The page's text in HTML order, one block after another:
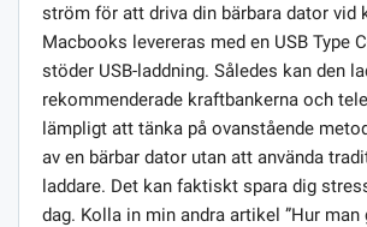
ström för att driva din bärbara dator vid
Macbooks levereras med en USB Type
stöder USB-laddning. Således kan den
rekommenderade kraftbankerna och
lämpligt att tänka på ovanstående
av en bärbar dator utan att använda
laddare. Det kan faktiskt spara dig
dag. Kolla in min andra artikel ”Hur man